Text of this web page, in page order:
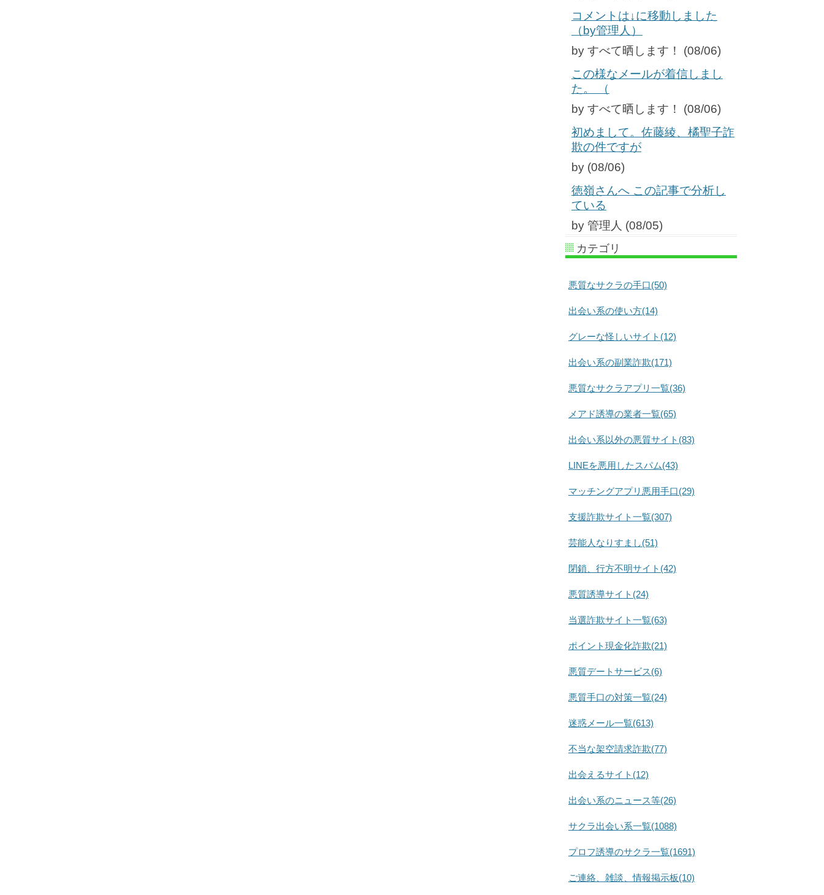
コメントは↓に移動しました
（by管理人）
by すべて晒します！ (08/06)
この様なメールが着信しまし
た。 （
by すべて晒します！ (08/06)
初めまして。佐藤綾、橘聖子詐
欺の件ですが
by (08/06)
徳嶺さんへ この記事で分析し
ている
by 管理人 (08/05)
カテゴリ
悪質なサクラの手口(50)
出会い系の使い方(14)
グレーな怪しいサイト(12)
出会い系の副業詐欺(171)
悪質なサクラアプリ一覧(36)
メアド誘導の業者一覧(65)
出会い系以外の悪質サイト(83)
LINEを悪用したスパム(43)
マッチングアプリ悪用手口(29)
支援詐欺サイト一覧(307)
芸能人なりすまし(51)
閉鎖、行方不明サイト(42)
悪質誘導サイト(24)
当選詐欺サイト一覧(63)
ポイント現金化詐欺(21)
悪質デートサービス(6)
悪質手口の対策一覧(24)
迷惑メール一覧(613)
不当な架空請求詐欺(77)
出会えるサイト(12)
出会い系のニュース等(26)
サクラ出会い系一覧(1088)
プロフ誘導のサクラ一覧(1691)
ご連絡、雑談、情報掲示板(10)